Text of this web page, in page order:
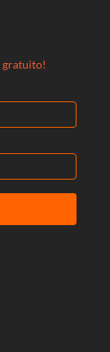
gratuito!